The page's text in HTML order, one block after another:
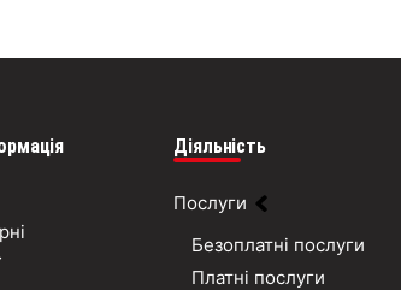
Діяльність
Послуги
Безоплатні послуги
Платні послуги